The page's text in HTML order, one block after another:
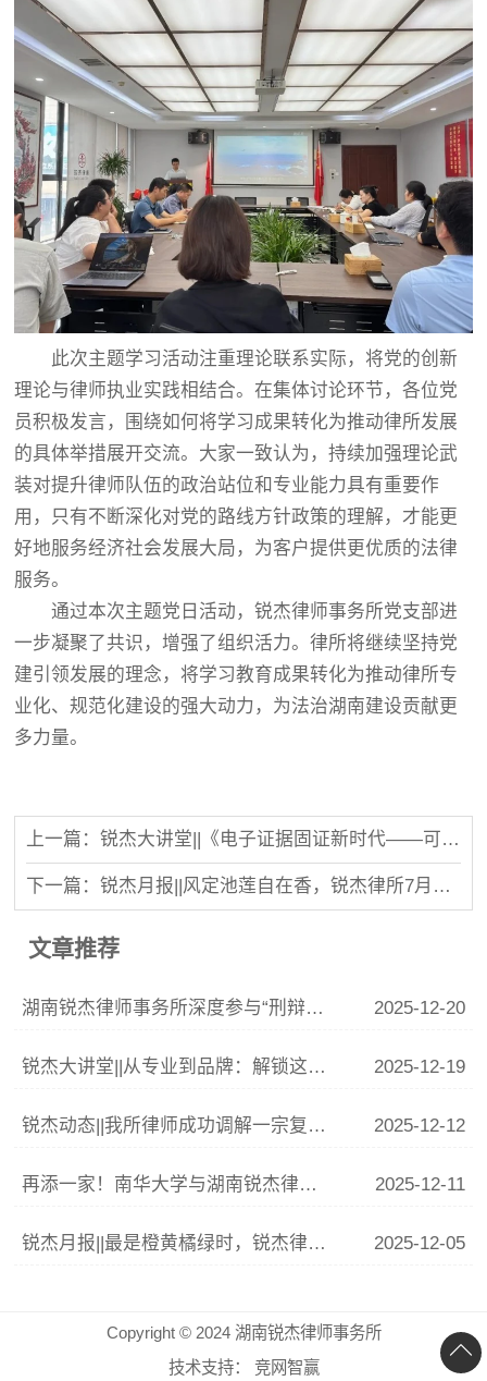
此次主题学习活动注重理论联系实际，将党的创新
理论与律师执业实践相结合。在集体讨论环节，各位党
员积极发言，围绕如何将学习成果转化为推动律所发展
的具体举措展开交流。大家一致认为，持续加强理论武
装对提升律师队伍的政治站位和专业能力具有重要作
用，只有不断深化对党的路线方针政策的理解，才能更
好地服务经济社会发展大局，为客户提供更优质的法律
服务。
通过本次主题党日活动，锐杰律师事务所党支部进
一步凝聚了共识，增强了组织活力。律所将继续坚持党
建引领发展的理念，将学习教育成果转化为推动律所专
业化、规范化建设的强大动力，为法治湖南建设贡献更
多力量。
上一篇：锐杰大讲堂||《电子证据固证新时代——可信时间戳全场景取证实战培训》
下一篇：锐杰月报||风定池莲自在香，锐杰律所7月事记
文章推荐
湖南锐杰律师事务所深度参与“刑辩湘军”联训 李青云副主任精析涉“骗”案件辩护要点 2025-12-20
锐杰大讲堂||从专业到品牌：解锁这份律师IP打造指南 2025-12-19
锐杰动态||我所律师成功调解一宗复杂婚姻家庭纠纷 2025-12-12
再添一家！南华大学与湖南锐杰律师事务所共建法学实践教学基地签约揭牌仪式圆满举行 2025-12-11
锐杰月报||最是橙黄橘绿时，锐杰律所11月事记 2025-12-05
Copyright © 2024 湖南锐杰律师事务所
技术支持：
竞网智赢